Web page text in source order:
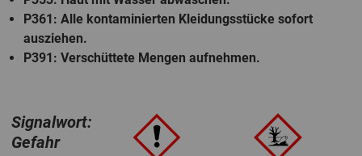
P361: Alle kontaminierten Kleidungsstücke sofort
ausziehen.
P391: Verschüttete Mengen aufnehmen.
Signalwort:
Gefahr